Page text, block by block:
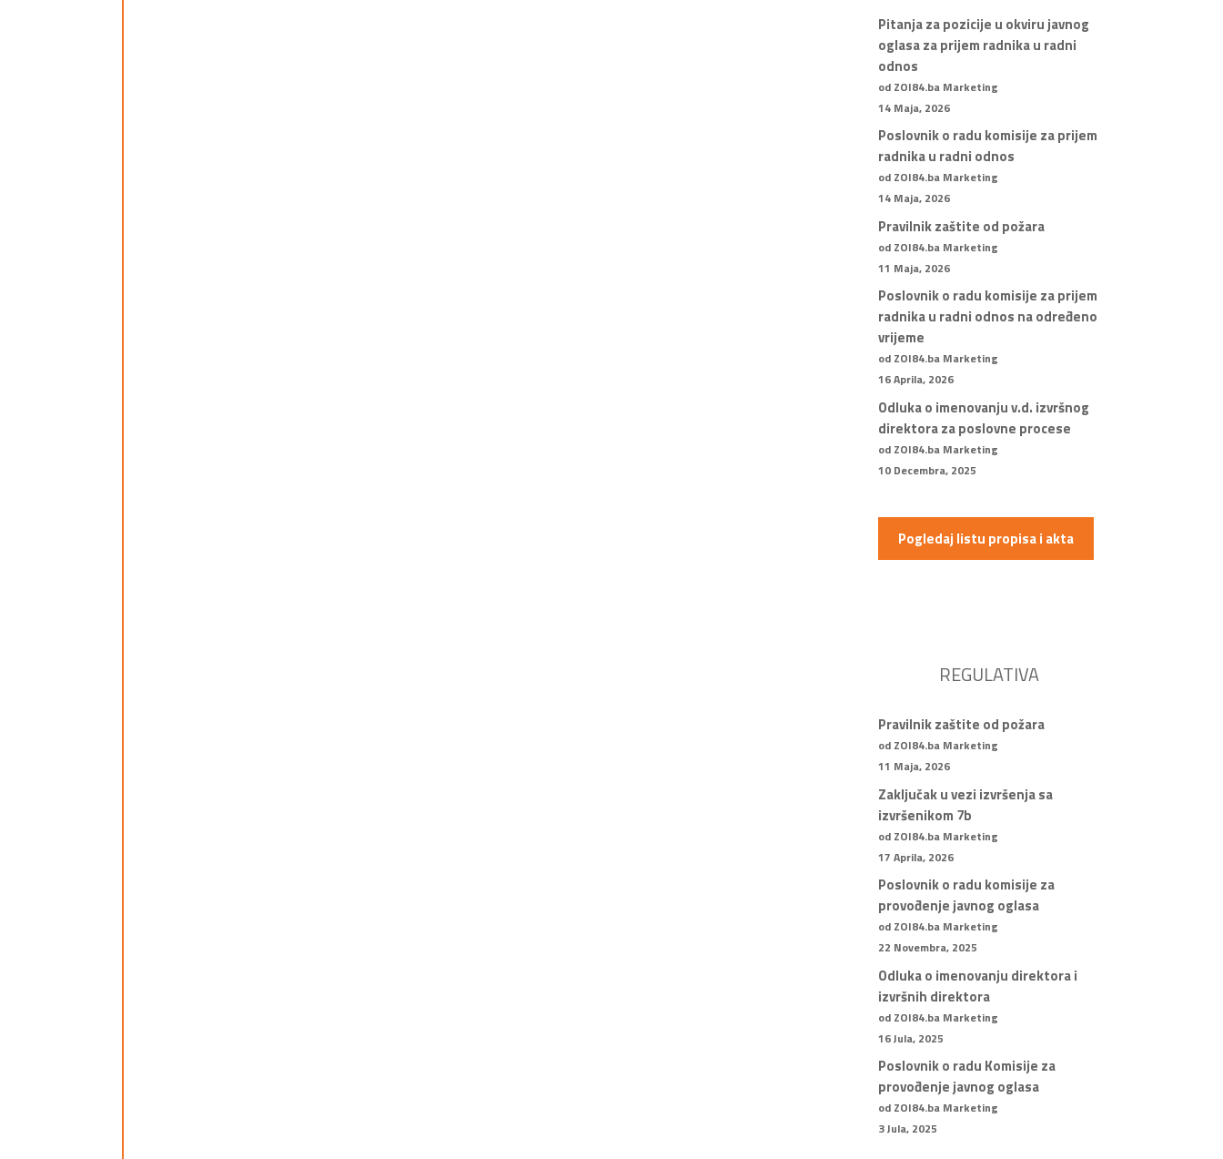
Pitanja za pozicije u okviru javnog
oglasa za prijem radnika u radni
odnos
od ZOI84.ba Marketing
14 Maja, 2026
Poslovnik o radu komisije za prijem
radnika u radni odnos
od ZOI84.ba Marketing
14 Maja, 2026
Pravilnik zaštite od požara
od ZOI84.ba Marketing
11 Maja, 2026
Poslovnik o radu komisije za prijem
radnika u radni odnos na određeno
vrijeme
od ZOI84.ba Marketing
16 Aprila, 2026
Odluka o imenovanju v.d. izvršnog
direktora za poslovne procese
od ZOI84.ba Marketing
10 Decembra, 2025
Pogledaj listu propisa i akta
REGULATIVA
Pravilnik zaštite od požara
od ZOI84.ba Marketing
11 Maja, 2026
Zaključak u vezi izvršenja sa
izvršenikom 7b
od ZOI84.ba Marketing
17 Aprila, 2026
Poslovnik o radu komisije za
provođenje javnog oglasa
od ZOI84.ba Marketing
22 Novembra, 2025
Odluka o imenovanju direktora i
izvršnih direktora
od ZOI84.ba Marketing
16 Jula, 2025
Poslovnik o radu Komisije za
provođenje javnog oglasa
od ZOI84.ba Marketing
3 Jula, 2025